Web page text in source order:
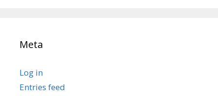
Meta
Log in
Entries feed